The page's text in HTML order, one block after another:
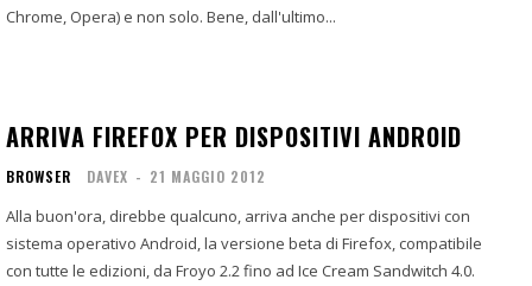
Chrome, Opera) e non solo. Bene, dall'ultimo...
ARRIVA FIREFOX PER DISPOSITIVI ANDROID
BROWSER DAVEX - 21 MAGGIO 2012
Alla buon'ora, direbbe qualcuno, arriva anche per dispositivi con
sistema operativo Android, la versione beta di Firefox, compatibile
con tutte le edizioni, da Froyo 2.2 fino ad Ice Cream Sandwitch 4.0.